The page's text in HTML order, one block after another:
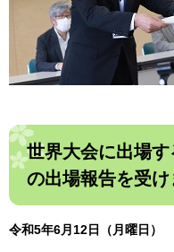
世界大会に出場
の出場報告を受け
令和5年6月12日（月曜日）